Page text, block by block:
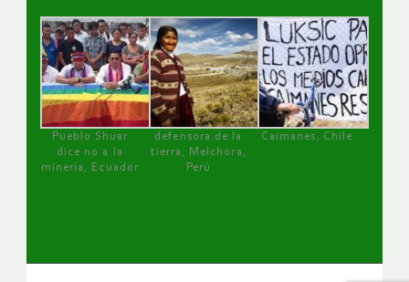
Pueblo Shuar
dice no a la
minería, Ecuador
defensora de la
tierra, Melchora,
Perú
Caimanes, Chile